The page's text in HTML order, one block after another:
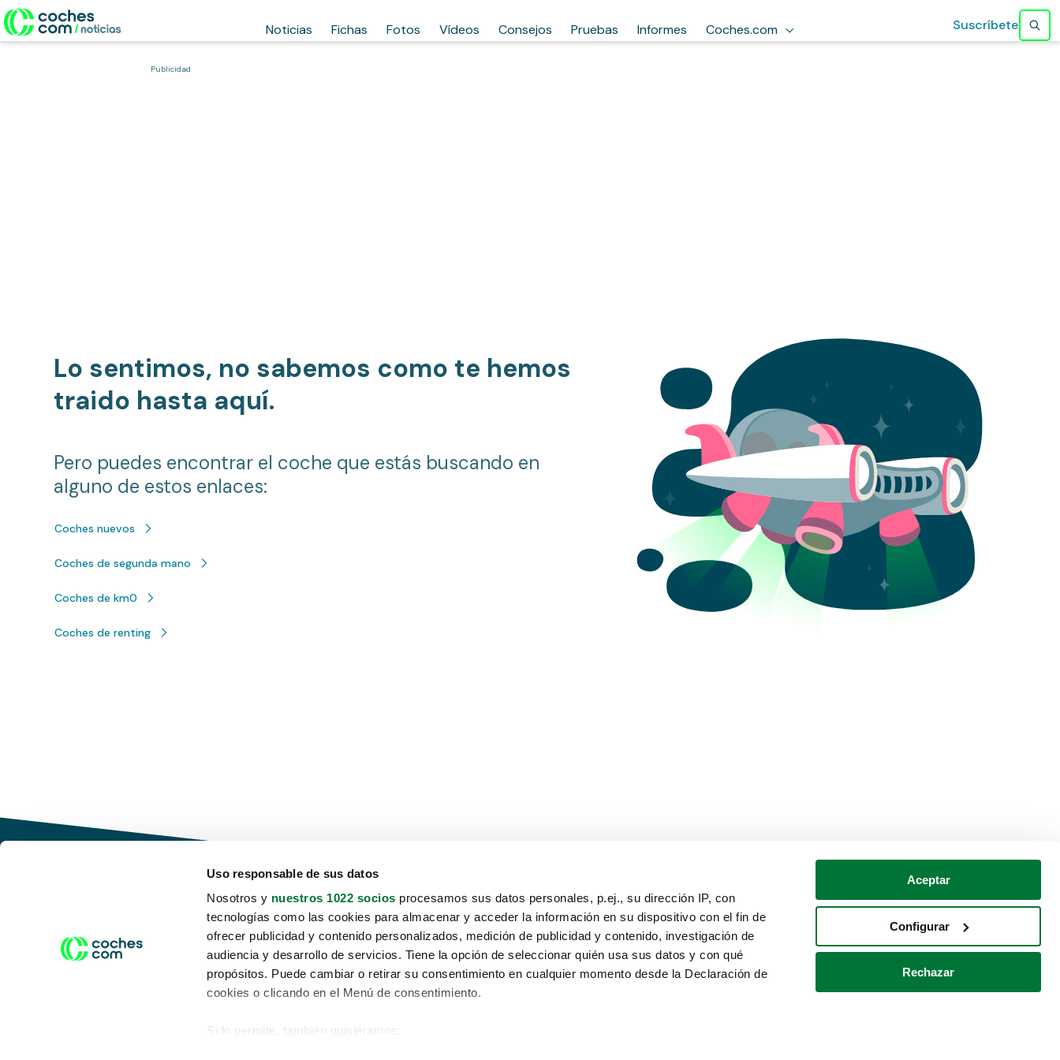
Uso responsable de sus datos
Nosotros y nuestros 1022 socios procesamos sus datos personales, p.ej., su dirección IP, con
tecnologías como las cookies para almacenar y acceder la información en su dispositivo con el fin de
ofrecer publicidad y contenido personalizados, medición de publicidad y contenido, investigación de
audiencia y desarrollo de servicios. Tiene la opción de seleccionar quién usa sus datos y con qué
propósitos. Puede cambiar o retirar su consentimiento en cualquier momento desde la Declaración de
cookies o clicando en el Menú de consentimiento.
Si lo permite, también quisiéramos:
Aceptar
Configurar
Rechazar
Noticias Fichas Fotos Vídeos Consejos Pruebas Informes Coches.com Suscríbete
Publicidad
Lo sentimos, no sabemos como te hemos
traido hasta aquí.
Pero puedes encontrar el coche que estás buscando en
alguno de estos enlaces:
Coches nuevos
Coches de segunda mano
Coches de km0
Coches de renting
Conduce tu futuro,
desata tu movilidad